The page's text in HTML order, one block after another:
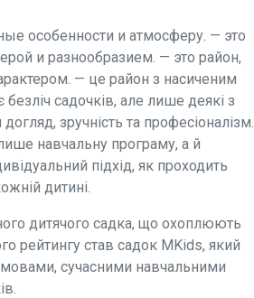
особенности и атмосферу. — это
и разнообразием. — это район,
— це район з насиченим
садочків, але лише деякі з
зручність та професіоналізм.
навчальну програму, а й
підхід, як проходить
дитині.
дитячого садка, що охоплюють
рейтингу став садок MKids, який
сучасними навчальними